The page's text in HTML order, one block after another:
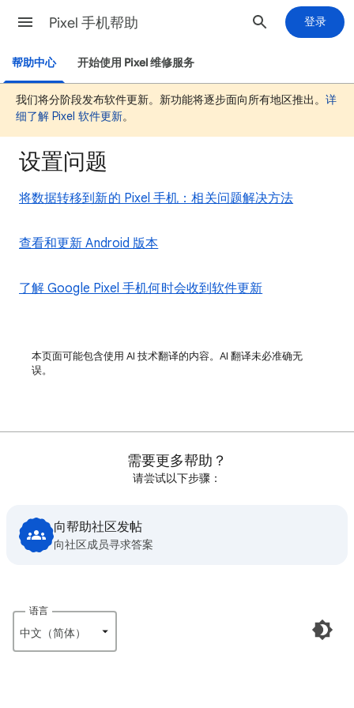
Pixel 手机帮助 登录
帮助中心 开始使用 Pixel 维修服务
我们将分阶段发布软件更新。新功能将逐步面向所有地区推出。 详
细了解 Pixel 软件更新。
设置问题
将数据转移到新的 Pixel 手机：相关问题解决方法
查看和更新 Android 版本
了解 Google Pixel 手机何时会收到软件更新
本页面可能包含使用 AI 技术翻译的内容。AI 翻译未必准确无
误。
需要更多帮助？
请尝试以下步骤：
向帮助社区发帖
向社区成员寻求答案
语言
中文（简体）‎